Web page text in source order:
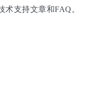
支持文章和FAQ。